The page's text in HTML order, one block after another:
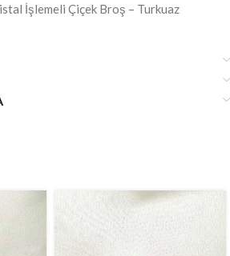
İşlemeli Çiçek Broş – Turkuaz